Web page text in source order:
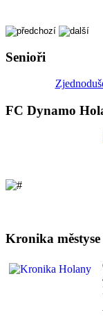
Senioři
FC Dynamo
Kronika